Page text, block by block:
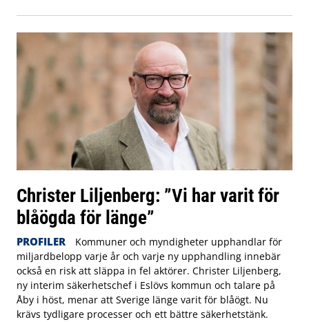
Christer Liljenberg: ”Vi har varit för
blåögda för länge”
PROFILER
Kommuner och myndigheter upphandlar för
miljardbelopp varje år och varje ny upphandling innebär
också en risk att släppa in fel aktörer. Christer Liljenberg,
ny interim säkerhetschef i Eslövs kommun och talare på
Åby i höst, menar att Sverige länge varit för blåögt. Nu
krävs tydligare processer och ett bättre säkerhetstänk.